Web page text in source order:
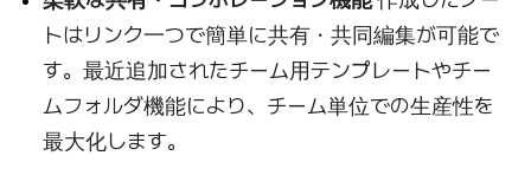
トはリンク一つで簡単に共有・共同編集が可能で
す。最近追加されたチーム用テンプレートやチー
ムフォルダ機能により、チーム単位での生産性を
最大化します。